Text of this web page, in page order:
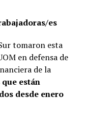
es
tomaron esta
en defensa de
de la
están
desde enero